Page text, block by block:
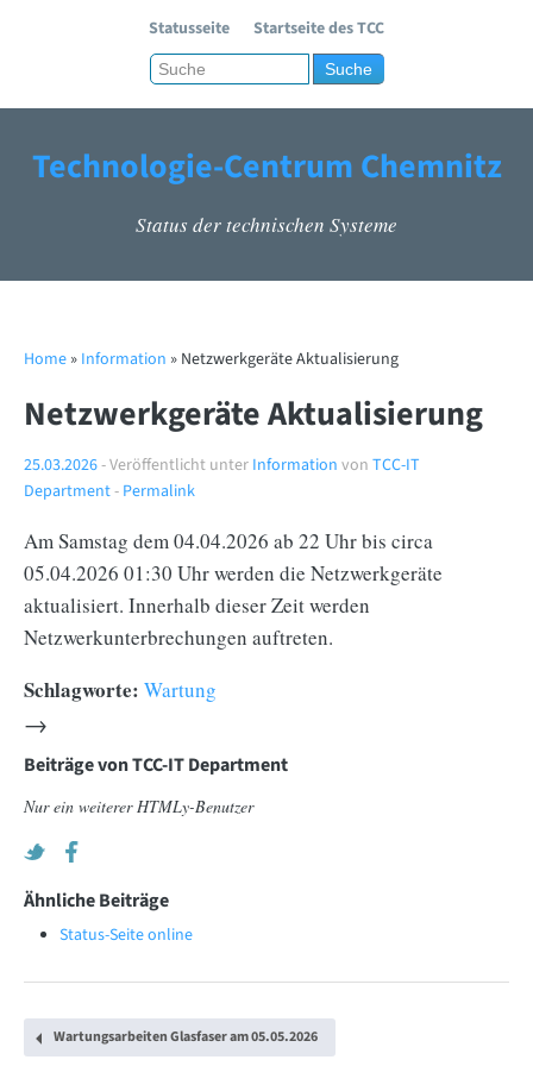
Statusseite Startseite des TCC
Technologie-Centrum Chemnitz
Status der technischen Systeme
Home » Information » Netzwerkgeräte Aktualisierung
Netzwerkgeräte Aktualisierung
25.03.2026- Veröffentlicht unter Information von TCC-IT
Department- Permalink
Am Samstag dem 04.04.2026 ab 22 Uhr bis circa
05.04.2026 01:30 Uhr werden die Netzwerkgeräte
aktualisiert. Innerhalb dieser Zeit werden
Netzwerkunterbrechungen auftreten.
Schlagworte: Wartung
→
Beiträge vonTCC-IT Department
Nur ein weiterer HTMLy-Benutzer
Ähnliche Beiträge
Status-Seite online
Wartungsarbeiten Glasfaser am 05.05.2026